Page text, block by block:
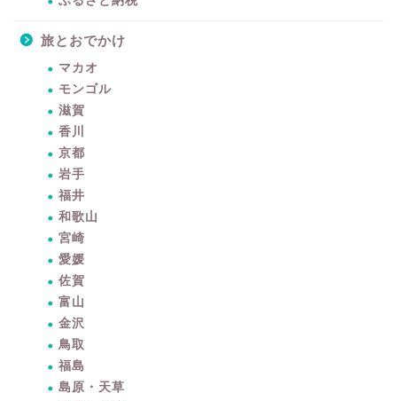
旅とおでかけ
マカオ
モンゴル
滋賀
香川
京都
岩手
福井
和歌山
宮崎
愛媛
佐賀
富山
金沢
鳥取
福島
島原・天草